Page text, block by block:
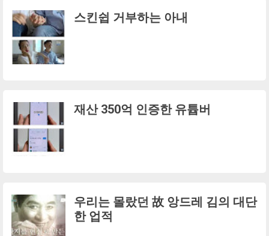
스킨쉽 거부하는 아내
재산 350억 인증한 유튭버
우리는 몰랐던 故 앙드레 김의 대단
한 업적